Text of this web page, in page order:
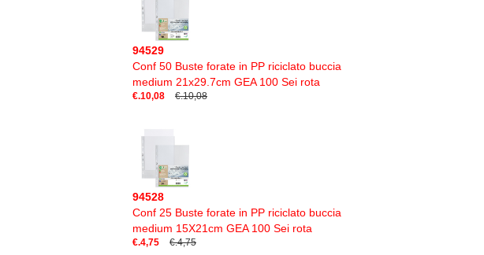
94529
Conf 50 Buste forate in PP riciclato buccia
medium 21x29.7cm GEA 100 Sei rota
€.10,08 €.10,08
94528
Conf 25 Buste forate in PP riciclato buccia
medium 15X21cm GEA 100 Sei rota
€.4,75 €.4,75